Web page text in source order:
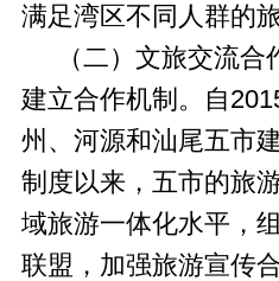
满足湾区不同人群的
（二）文旅交流合
建立合作机制。自
州、河源和汕尾五市
制度以来，五市的旅
域旅游一体化水平，
联盟，加强旅游宣传